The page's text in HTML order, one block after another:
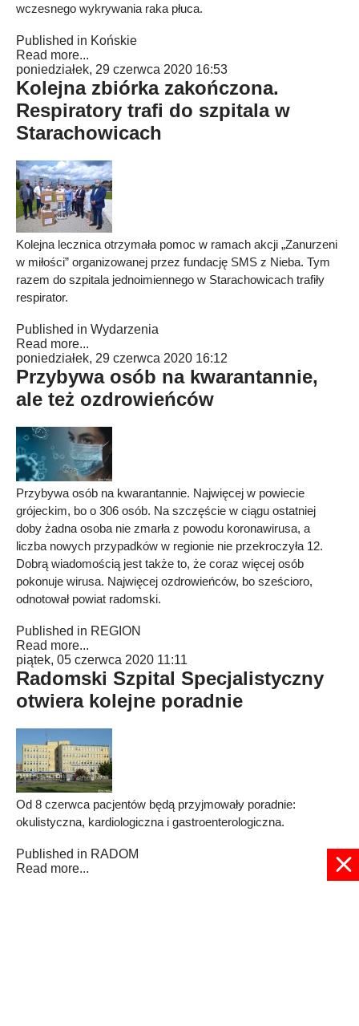
wczesnego wykrywania raka płuca.
Published in Końskie
Read more...
poniedziałek, 29 czerwca 2020 16:53
Kolejna zbiórka zakończona.
Respiratory trafi do szpitala w
Starachowicach
Kolejna lecznica otrzymała pomoc w ramach akcji „Zanurzeni
w miłości” organizowanej przez fundację SMS z Nieba. Tym
razem do szpitala jednoimiennego w Starachowicach trafiły
respirator.
Published in Wydarzenia
Read more...
poniedziałek, 29 czerwca 2020 16:12
Przybywa osób na kwarantannie,
ale też ozdrowieńców
Przybywa osób na kwarantannie. Najwięcej w powiecie
grójeckim, bo o 306 osób. Na szczęście w ciągu ostatniej
doby żadna osoba nie zmarła z powodu koronawirusa, a
liczba nowych przypadków w regionie nie przekroczyła 12.
Dobrą wiadomością jest także to, że coraz więcej osób
pokonuje wirusa. Najwięcej ozdrowieńców, bo sześcioro,
odnotował powiat radomski.
Published in REGION
Read more...
piątek, 05 czerwca 2020 11:11
Radomski Szpital Specjalistyczny
otwiera kolejne poradnie
Od 8 czerwca pacjentów będą przyjmowały poradnie:
okulistyczna, kardiologiczna i gastroenterologiczna.
Published in RADOM
Read more...